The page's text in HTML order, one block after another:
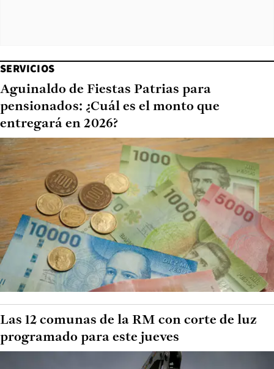
SERVICIOS
Aguinaldo de Fiestas Patrias para
pensionados: ¿Cuál es el monto que
entregará en 2026?
Las 12 comunas de la RM con corte de luz
programado para este jueves